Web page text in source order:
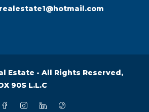
Estate - All Rights Reserved,
90S L.L.C